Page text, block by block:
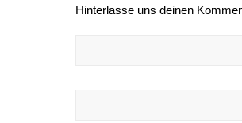
Hinterlasse uns deinen